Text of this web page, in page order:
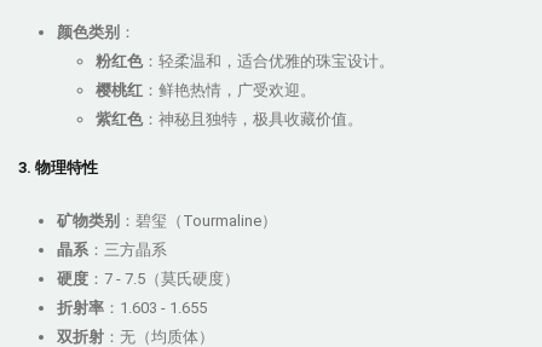
颜色类别 ：
粉红色：轻柔温和，适合优雅的珠宝设计。
樱桃红 ：鲜艳热情，广受欢迎。
紫红色：神秘且独特，极具收藏价值。
3. 物理特性
矿物类别 ：碧玺（Tourmaline）
晶系 ：三方晶系
硬度 ：7 - 7.5（莫氏硬度）
折射率 ：1.603 - 1.655
双折射 ：无（均质体）